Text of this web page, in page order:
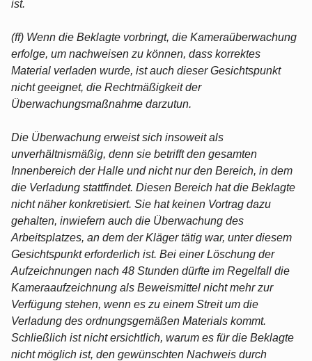
ist.
(ff) Wenn die Beklagte vorbringt, die Kameraüberwachung
erfolge, um nachweisen zu können, dass korrektes
Material verladen wurde, ist auch dieser Gesichtspunkt
nicht geeignet, die Rechtmäßigkeit der
Überwachungsmaßnahme darzutun.
Die Überwachung erweist sich insoweit als
unverhältnismäßig, denn sie betrifft den gesamten
Innenbereich der Halle und nicht nur den Bereich, in dem
die Verladung stattfindet. Diesen Bereich hat die Beklagte
nicht näher konkretisiert. Sie hat keinen Vortrag dazu
gehalten, inwiefern auch die Überwachung des
Arbeitsplatzes, an dem der Kläger tätig war, unter diesem
Gesichtspunkt erforderlich ist. Bei einer Löschung der
Aufzeichnungen nach 48 Stunden dürfte im Regelfall die
Kameraaufzeichnung als Beweismittel nicht mehr zur
Verfügung stehen, wenn es zu einem Streit um die
Verladung des ordnungsgemäßen Materials kommt.
Schließlich ist nicht ersichtlich, warum es für die Beklagte
nicht möglich ist, den gewünschten Nachweis durch